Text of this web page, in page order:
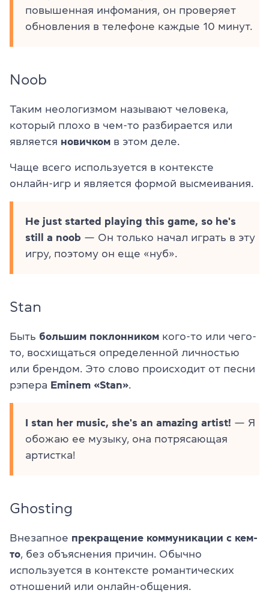
повышенная инфомания, он проверяет
обновления в телефоне каждые 10 минут.
Noob
Таким неологизмом называют человека,
который плохо в чем-то разбирается или
является новичком в этом деле.
Чаще всего используется в контексте
онлайн-игр и является формой высмеивания.
He just started playing this game, so he's
still a noob — Он только начал играть в эту
игру, поэтому он еще «нуб».
Stan
Быть большим поклонником кого-то или чего-
то, восхищаться определенной личностью
или брендом. Это слово происходит от песни
рэпера Eminem «Stan».
I stan her music, she's an amazing artist! — Я
обожаю ее музыку, она потрясающая
артистка!
Ghosting
Внезапное прекращение коммуникации с кем-
то, без объяснения причин. Обычно
используется в контексте романтических
отношений или онлайн-общения.